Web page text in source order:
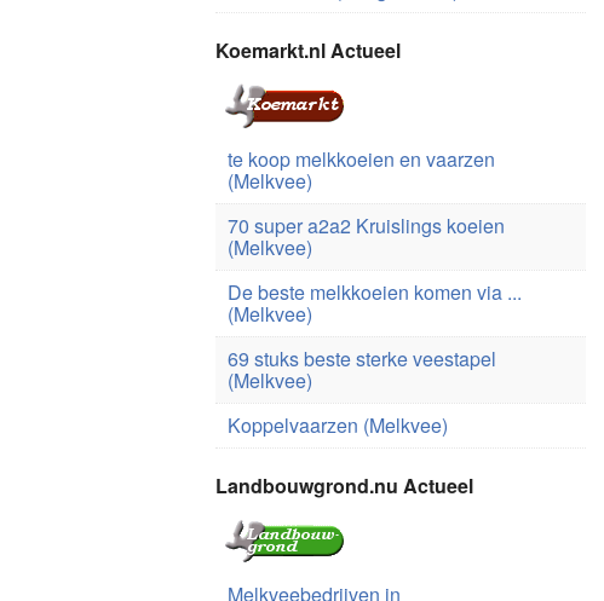
Koemarkt.nl Actueel
te koop melkkoeien en vaarzen
(Melkvee)
70 super a2a2 Kruislings koeien
(Melkvee)
De beste melkkoeien komen via ...
(Melkvee)
69 stuks beste sterke veestapel
(Melkvee)
Koppelvaarzen (Melkvee)
Landbouwgrond.nu Actueel
Melkveebedrijven in